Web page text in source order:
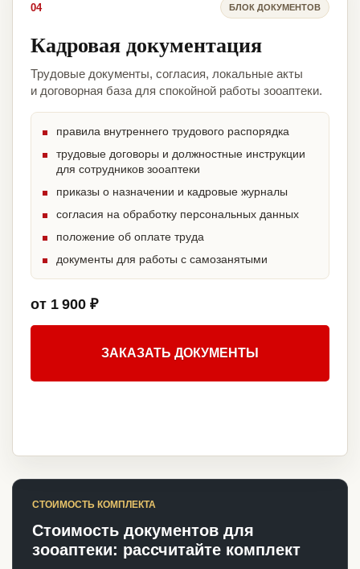
04 БЛОК ДОКУМЕНТОВ
Кадровая документация
Трудовые документы, согласия, локальные акты
и договорная база для спокойной работы зооаптеки.
правила внутреннего трудового распорядка
трудовые договоры и должностные инструкции
для сотрудников зооаптеки
приказы о назначении и кадровые журналы
согласия на обработку персональных данных
положение об оплате труда
документы для работы с самозанятыми
от 1 900 ₽
ЗАКАЗАТЬ ДОКУМЕНТЫ
СТОИМОСТЬ КОМПЛЕКТА
Стоимость документов для
зооаптеки: рассчитайте комплект